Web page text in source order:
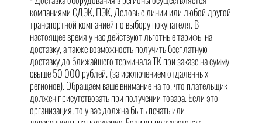
компаниями СДЭК, ПЭК, Деловые линии или любой другой
транспортной компанией по выбору покупателя. В
настоящее время у нас действуют льготные тарифы на
доставку, а также возможность получить бесплатную
доставку до ближайшего терминала ТК при заказе на сумму
свыше 50 000 рублей. (за исключением отдаленных
регионов). Обращаем ваше внимание на то, что плательщик
должен присутствовать при получении товара. Если это
организация, то у вас должна быть печать или